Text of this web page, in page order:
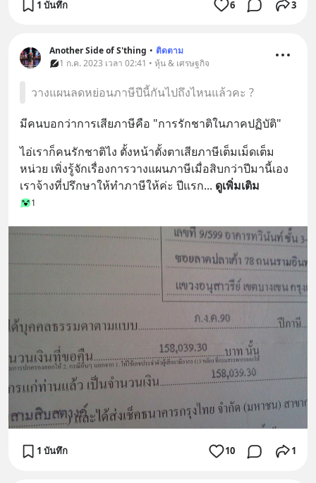
1 บันทึก 6 3
Another Side of S'thing • ติดตาม
1 ก.ค. 2023 เวลา 02:41 • หุ้น & เศรษฐกิจ
วางแผนลดหย่อนภาษีปีนี้กันไปถึงไหนแล้วคะ ?
มีคนบอกว่าการเสียภาษีคือ "การรักชาติในภาคปฏิบัติ"
ไอ่เราก็คนรักชาติไง ตั้งหน้าตั้งตาเสียภาษีเต็มเม็ดเต็ม
หน่วย เพิ่งรู้จักเรื่องการวางแผนภาษีเมื่อสิบกว่าปีมานี้เอง
เราจ้างที่ปรึกษาให้ทำภาษีให้ค่ะ ปีแรก... ดูเพิ่มเติม
1
1 บันทึก 10 1